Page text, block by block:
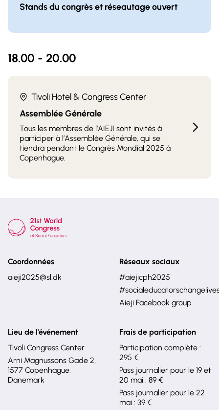
Stands du congrès et réseautage ouvert
18.00 - 20.00
Tivoli Hotel & Congress Center
Assemblée Générale
Tous les membres de l’AIEJI sont invités à
participer à l’Assemblée Générale, qui se
tiendra pendant le Congrès Mondial 2025 à
Copenhague.
Coordonnées
aieji2025@sl.dk
Réseaux sociaux
#aiejicph2025
Aieji Facebook group
Lieu de l'événement
Tivoli Congress Center
Arni Magnussons Gade 2,
1577 Copenhague,
Danemark
Frais de participation
Participation complète :
295 €
Pass journalier pour le 19 et
20 mai : 89 €
Pass journalier pour le 22
mai : 39 €